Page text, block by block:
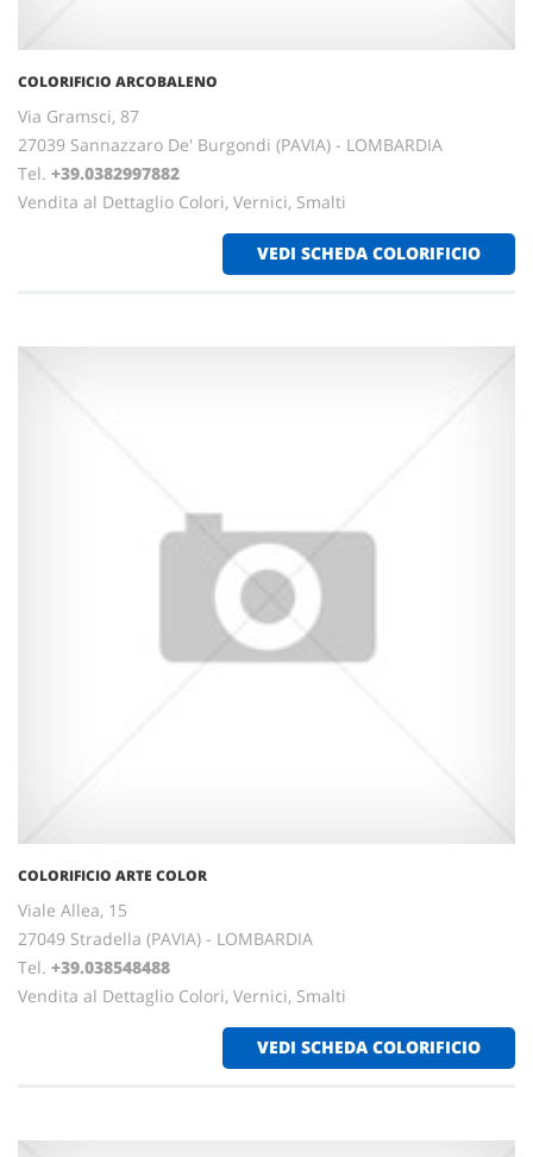
COLORIFICIO ARCOBALENO
Via Gramsci, 87
27039 Sannazzaro De' Burgondi (PAVIA) - LOMBARDIA
Tel. +39.0382997882
Vendita al Dettaglio Colori, Vernici, Smalti
VEDI SCHEDA COLORIFICIO
COLORIFICIO ARTE COLOR
Viale Allea, 15
27049 Stradella (PAVIA) - LOMBARDIA
Tel. +39.038548488
Vendita al Dettaglio Colori, Vernici, Smalti
VEDI SCHEDA COLORIFICIO